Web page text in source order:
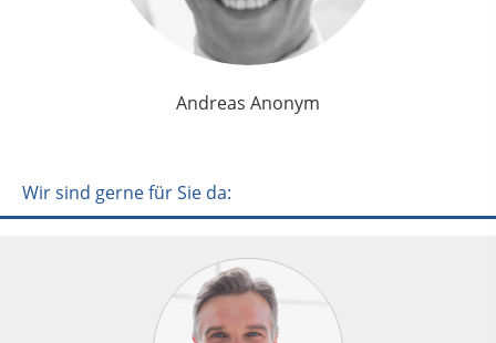
Andreas Anonym
Wir sind gerne für Sie da: